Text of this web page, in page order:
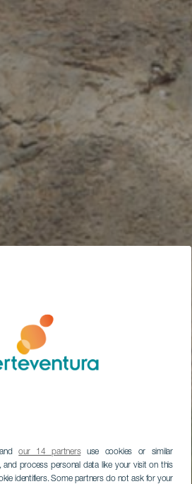
andour 14 partnersuse cookies or similar
process personal data like your visit on this
identifiers. Some partners do not ask for your